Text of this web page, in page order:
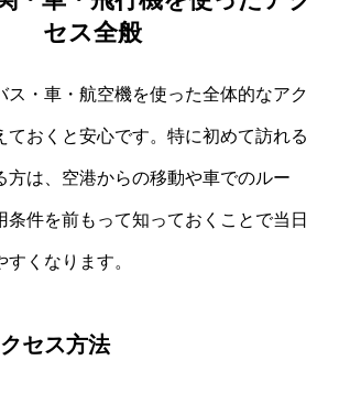
セス全般
ス・車・航空機を使った全体的なアク
ておくと安心です。特に初めて訪れる
方は、空港からの移動や車でのルー
条件を前もって知っておくことで当日
くなります。
セス方法